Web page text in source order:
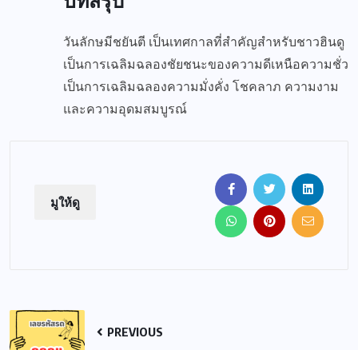
วันลักษมีชยันตี เป็นเทศกาลที่สำคัญสำหรับชาวฮินดู
เป็นการเฉลิมฉลองชัยชนะของความดีเหนือความชั่ว
เป็นการเฉลิมฉลองความมั่งคั่ง โชคลาภ ความงาม
และความอุดมสมบูรณ์
มูให้ดู
PREVIOUS